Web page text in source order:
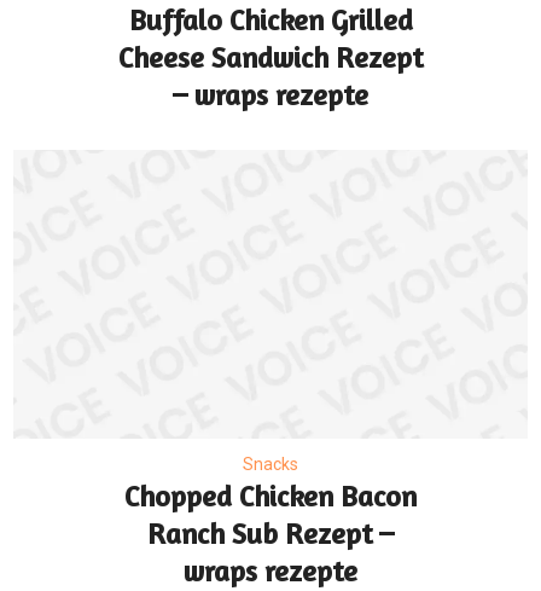
Buffalo Chicken Grilled
Cheese Sandwich Rezept
– wraps rezepte
Snacks
Chopped Chicken Bacon
Ranch Sub Rezept –
wraps rezepte